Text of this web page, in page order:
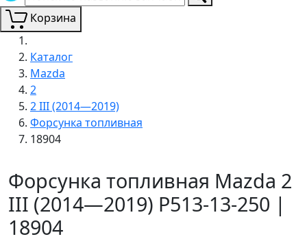
Корзина
Каталог
Mazda
2
2 III (2014—2019)
Форсунка топливная
18904
Форсунка топливная Mazda 2
III (2014—2019) P513-13-250 |
18904